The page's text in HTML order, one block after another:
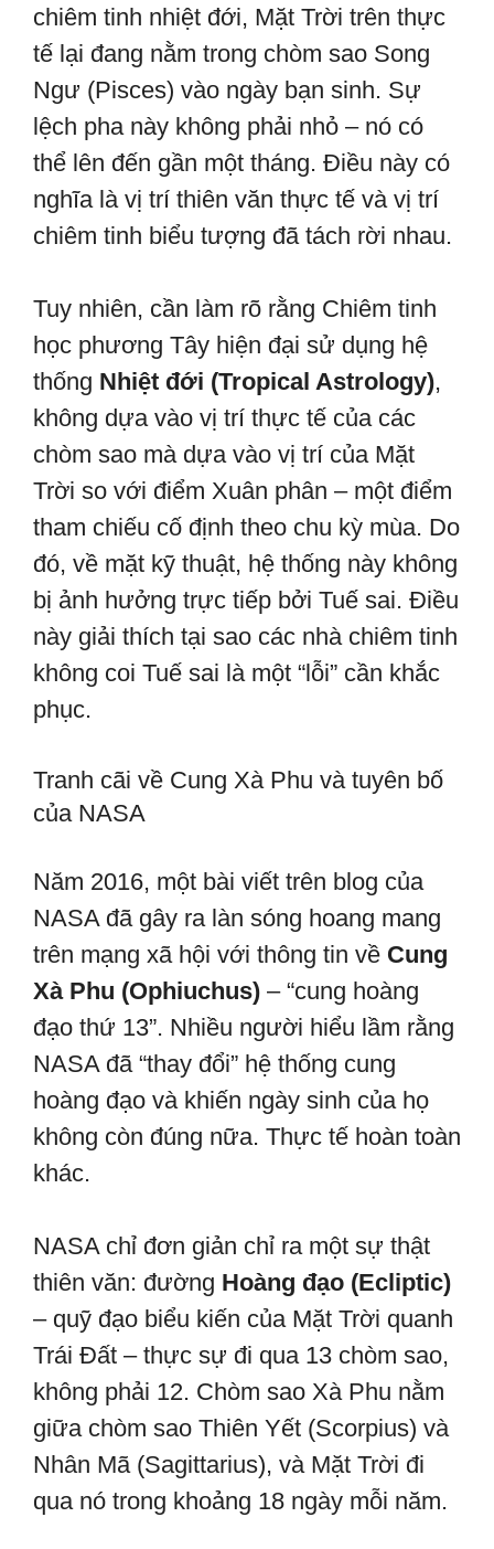
chiêm tinh nhiệt đới, Mặt Trời trên thực
tế lại đang nằm trong chòm sao Song
Ngư (Pisces) vào ngày bạn sinh. Sự
lệch pha này không phải nhỏ – nó có
thể lên đến gần một tháng. Điều này có
nghĩa là vị trí thiên văn thực tế và vị trí
chiêm tinh biểu tượng đã tách rời nhau.
Tuy nhiên, cần làm rõ rằng Chiêm tinh
học phương Tây hiện đại sử dụng hệ
thống Nhiệt đới (Tropical Astrology),
không dựa vào vị trí thực tế của các
chòm sao mà dựa vào vị trí của Mặt
Trời so với điểm Xuân phân – một điểm
tham chiếu cố định theo chu kỳ mùa. Do
đó, về mặt kỹ thuật, hệ thống này không
bị ảnh hưởng trực tiếp bởi Tuế sai. Điều
này giải thích tại sao các nhà chiêm tinh
không coi Tuế sai là một “lỗi” cần khắc
phục.
Tranh cãi về Cung Xà Phu và tuyên bố
của NASA
Năm 2016, một bài viết trên blog của
NASA đã gây ra làn sóng hoang mang
trên mạng xã hội với thông tin về Cung
Xà Phu (Ophiuchus) – “cung hoàng
đạo thứ 13”. Nhiều người hiểu lầm rằng
NASA đã “thay đổi” hệ thống cung
hoàng đạo và khiến ngày sinh của họ
không còn đúng nữa. Thực tế hoàn toàn
khác.
NASA chỉ đơn giản chỉ ra một sự thật
thiên văn: đường Hoàng đạo (Ecliptic)
– quỹ đạo biểu kiến của Mặt Trời quanh
Trái Đất – thực sự đi qua 13 chòm sao,
không phải 12. Chòm sao Xà Phu nằm
giữa chòm sao Thiên Yết (Scorpius) và
Nhân Mã (Sagittarius), và Mặt Trời đi
qua nó trong khoảng 18 ngày mỗi năm.